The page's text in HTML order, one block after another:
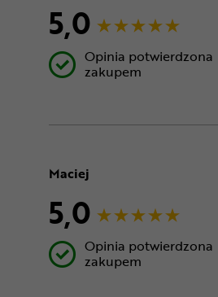
5,0
Opinia potwierdzona
zakupem
Maciej
5,0
Opinia potwierdzona
zakupem